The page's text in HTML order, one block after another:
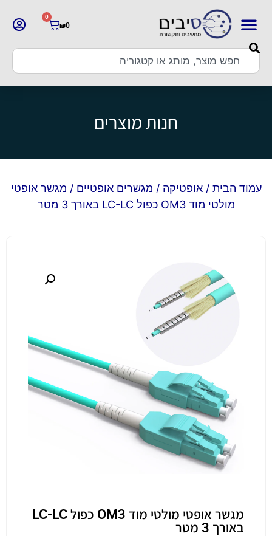
₪0
0
חנות מוצרים
עמוד הבית /אופטיקה / מגשרים אופטיים / מגשר אופטי
מולטי מוד OM3 כפול LC-LC באורך 3 מטר
מגשר אופטי מולטי מוד OM3 כפול LC-LC
באורך 3 מטר